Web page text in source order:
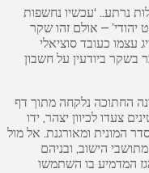
נרתע.. ‘עכשיו נחשפות
יהודי’ – אולם זהו שקר
עצמו כעובד סוציאלי
בשקר ביודעין על חשבון
החתוכה נלקחה מתוך דף
צעדו לכיוון יצהר, ידו
המונית ומאורגנת. אל מול
הישוב, ובניהם
המדמיע בו השתמשו